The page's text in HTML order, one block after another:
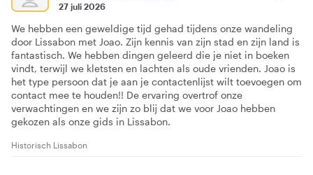
27 juli 2026
We hebben een geweldige tijd gehad tijdens onze wandeling
door Lissabon met Joao. Zijn kennis van zijn stad en zijn land is
fantastisch. We hebben dingen geleerd die je niet in boeken
vindt, terwijl we kletsten en lachten als oude vrienden. Joao is
het type persoon dat je aan je contactenlijst wilt toevoegen om
contact mee te houden!! De ervaring overtrof onze
verwachtingen en we zijn zo blij dat we voor Joao hebben
gekozen als onze gids in Lissabon.
Historisch Lissabon